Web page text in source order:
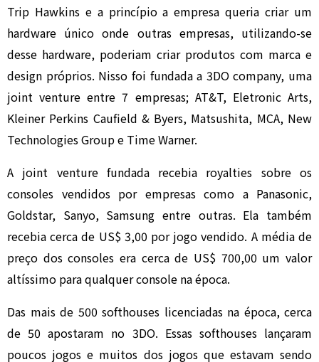
Trip Hawkins e a princípio a empresa queria criar um
hardware único onde outras empresas, utilizando-se
desse hardware, poderiam criar produtos com marca e
design próprios. Nisso foi fundada a 3DO company, uma
joint venture entre 7 empresas; AT&T, Eletronic Arts,
Kleiner Perkins Caufield & Byers, Matsushita, MCA, New
Technologies Group e Time Warner.
A joint venture fundada recebia royalties sobre os
consoles vendidos por empresas como a Panasonic,
Goldstar, Sanyo, Samsung entre outras. Ela também
recebia cerca de US$ 3,00 por jogo vendido. A média de
preço dos consoles era cerca de US$ 700,00 um valor
altíssimo para qualquer console na época.
Das mais de 500 softhouses licenciadas na época, cerca
de 50 apostaram no 3DO. Essas softhouses lançaram
poucos jogos e muitos dos jogos que estavam sendo